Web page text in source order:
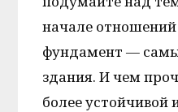
начале
фундамент —
здания. И чем
более